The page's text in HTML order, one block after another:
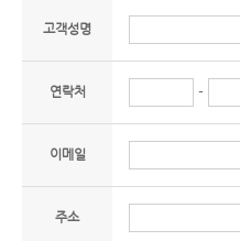
고객성명
연락처 -
이메일
주소